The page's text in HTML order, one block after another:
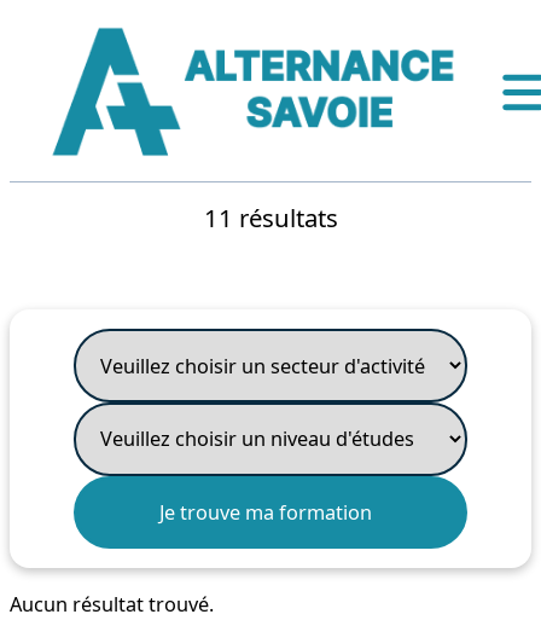
11 résultats
Aucun résultat trouvé.